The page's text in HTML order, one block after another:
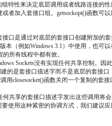
特性来决定底层调用或者线路连接的
者加入套接口组。getsockopt()函数可
接口是通过对底层的套接口创建附
（例如Windows 3.1）中使用，也可
所有线程中都有效。
Sockets没有实现任何共享控制。
是套接口描述字而不是底层的套接
用closesocket()函数关闭一个复制的
何共享的套接口描述字发出这些调
使用这种紧密的协调方式，我们建议应